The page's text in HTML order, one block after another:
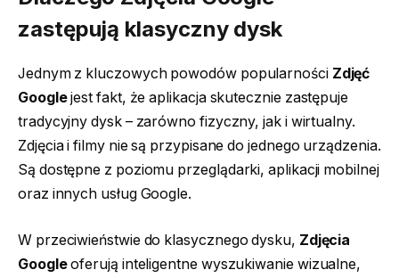
zastępują klasyczny dysk
Jednym z kluczowych powodów popularności Zdjęć
Googlejest fakt, że aplikacja skutecznie zastępuje
tradycyjny dysk – zarówno fizyczny, jak i wirtualny.
Zdjęcia i filmy nie są przypisane do jednego urządzenia.
Są dostępne z poziomu przeglądarki, aplikacji mobilnej
oraz innych usług Google.
W przeciwieństwie do klasycznego dysku, Zdjęcia
Googleoferują inteligentne wyszukiwanie wizualne,